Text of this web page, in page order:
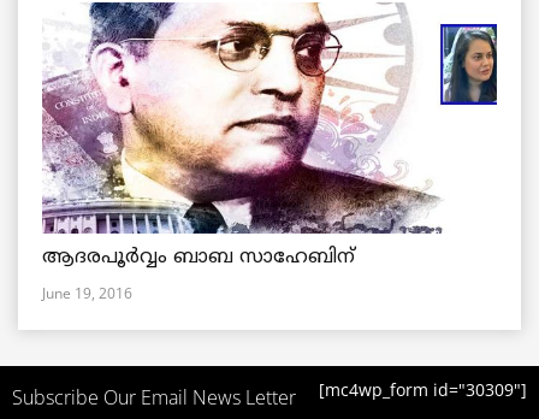
ആദരപൂര്‍വ്വം ബാബ സാഹേബിന്
June 19, 2016
Subscribe Our Email News Letter [mc4wp_form id="30309"]